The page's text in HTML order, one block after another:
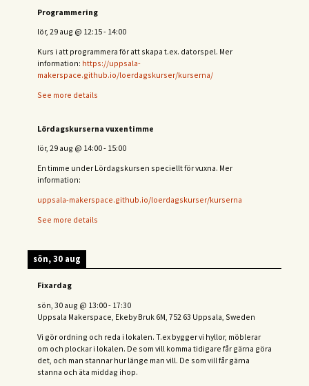
Programmering
lör, 29 aug @ 12:15- 14:00
Kurs i att programmera för att skapa t.ex. datorspel. Mer
information: https://uppsala-
makerspace.github.io/loerdagskurser/kurserna/
See more details
Lördagskurserna vuxentimme
lör, 29 aug @ 14:00- 15:00
En timme under Lördagskursen speciellt för vuxna. Mer
information:
uppsala-makerspace.github.io/loerdagskurser/kurserna
See more details
sön, 30 aug
Fixardag
sön, 30 aug @ 13:00- 17:30
Uppsala Makerspace, Ekeby Bruk 6M, 752 63 Uppsala, Sweden
Vi gör ordning och reda i lokalen. T.ex bygger vi hyllor, möblerar
om och plockar i lokalen. De som vill komma tidigare får gärna göra
det, och man stannar hur länge man vill. De som vill får gärna
stanna och äta middag ihop.